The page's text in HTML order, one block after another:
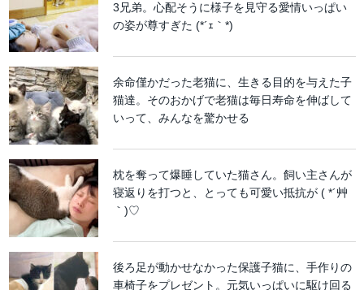
3兄弟。心配そうに様子を見守る愛情いっぱい
の姿が尊すぎた (*´ｪ｀*)
余命僅かだった老猫に、生きる目的を与えた子
猫達。そのおかげで老猫は毎日寿命を伸ばして
いって、みんなを驚かせる
枕を奪って爆睡していた猫さん。飼い主さんが
寝返りを打つと、とっても可愛い抵抗が ( *´艸
｀)♡
後ろ足が動かせなかった保護子猫に、手作りの
車椅子をプレゼント。元気いっぱいに駆け回る